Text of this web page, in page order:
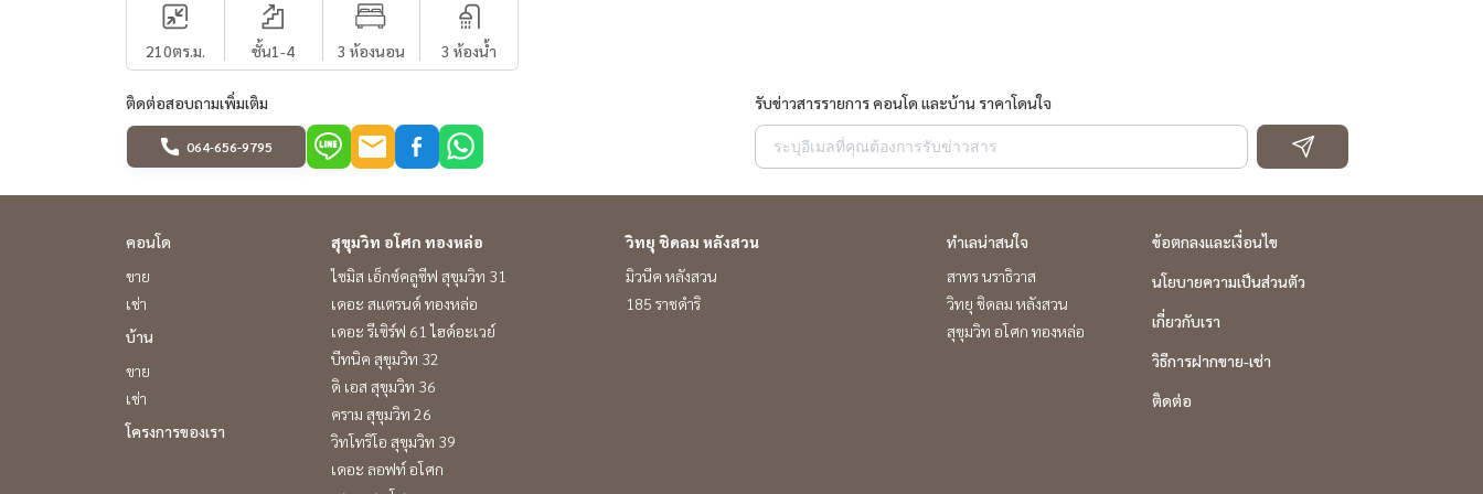
210ตร.ม. ชั้น1-4 3 ห้องนอน 3 ห้องน้ำ
ติดต่อสอบถามเพิ่มเติม
064-656-9795
รับข่าวสารรายการ คอนโด และบ้าน ราคาโดนใจ
คอนโด
ขาย
เช่า
บ้าน
ขาย
เช่า
โครงการของเรา
สุขุมวิท อโศก ทองหล่อ
ไซมิส เอ็กซ์คลูซีฟ สุขุมวิท 31
เดอะ สแตรนด์ ทองหล่อ
เดอะ รีเซิร์ฟ 61 ไฮด์อะเวย์
บีทนิค สุขุมวิท 32
ดิ เอส สุขุมวิท 36
คราม สุขุมวิท 26
วิทโทริโอ สุขุมวิท 39
เดอะ ลอฟท์ อโศก
วิทยุ ชิดลม หลังสวน
มิวนีค หลังสวน
185 ราชดำริ
ทำเลน่าสนใจ
สาทร นราธิวาส
วิทยุ ชิดลม หลังสวน
สุขุมวิท อโศก ทองหล่อ
ข้อตกลงและเงื่อนไข
นโยบายความเป็นส่วนตัว
เกี่ยวกับเรา
วิธีการฝากขาย-เช่า
ติดต่อ